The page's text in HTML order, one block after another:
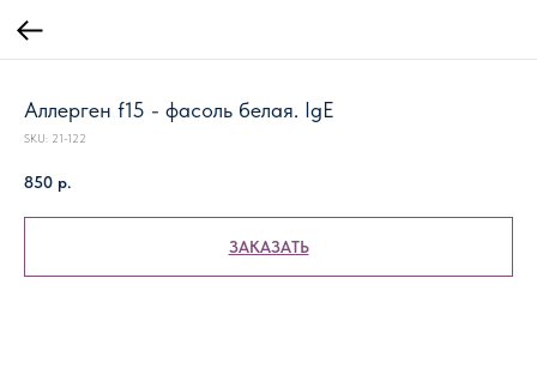
Аллерген f15 - фасоль белая. IgE
SKU: 21-122
850 р.
ЗАКАЗАТЬ